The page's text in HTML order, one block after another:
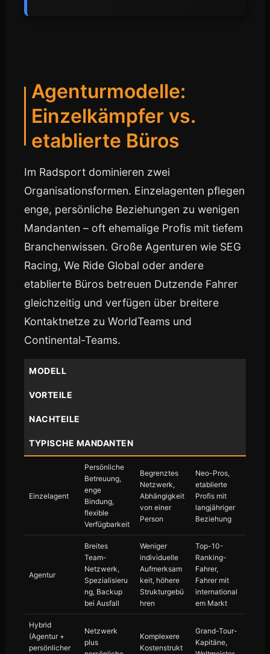
Agenturmodelle:
Einzelkämpfer vs.
etablierte Büros
Im Radsport dominieren zwei
Organisationsformen. Einzelagenten pflegen
enge, persönliche Beziehungen zu wenigen
Mandanten – oft ehemalige Profis mit tiefem
Branchenwissen. Große Agenturen wie SEG
Racing, We Ride Global oder andere
etablierte Büros betreuen Dutzende Fahrer
gleichzeitig und verfügen über breitere
Kontaktnetze zu WorldTeams und
Continental-Teams.
MODELL
VORTEILE
NACHTEILE
TYPISCHE MANDANTEN
Einzelagent
Persönliche
Betreuung,
enge
Bindung,
flexible
Verfügbarkeit
Begrenztes
Netzwerk,
Abhängigkeit
von einer
Person
Neo-Pros,
etablierte
Profis mit
langjähriger
Beziehung
Agentur
Breites
Team-
Netzwerk,
Spezialisieru
ng, Backup
bei Ausfall
Weniger
individuelle
Aufmerksam
keit, höhere
Strukturgebü
hren
Top-10-
Ranking-
Fahrer,
Fahrer mit
international
em Markt
Hybrid
(Agentur +
persönlicher
Netzwerk
plus
Komplexere
Kostenstrukt
Grand-Tour-
Kapitäne,